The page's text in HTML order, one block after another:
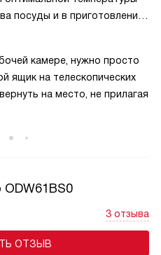
посуды и в приготовлении
заставляет горячий воздух
объёму внутренней
холодные зоны.
камере, нужно просто
ящик на телескопических
на место, не прилагая
3 отзыва
ОТЗЫВ